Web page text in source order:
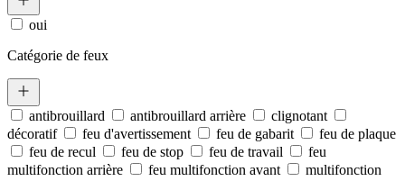
oui
Catégorie de feux
antibrouillard antibrouillard arrière
clignotant
décoratif
feu d'avertissement feu de gabarit
feu de plaque
feu de recul
feu de stop feu de travail
feu
multifonction arrière
feu multifonction avant
multifonction